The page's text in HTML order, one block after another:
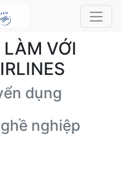
LÀM VỚI
dụng
nghiệp